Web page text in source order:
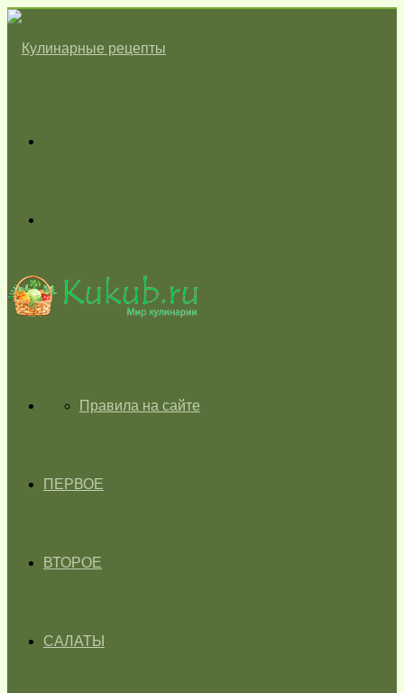
skin
ГЛАВНАЯПравила на сайте
ПЕРВОЕ
ВТОРОЕ
САЛАТЫ